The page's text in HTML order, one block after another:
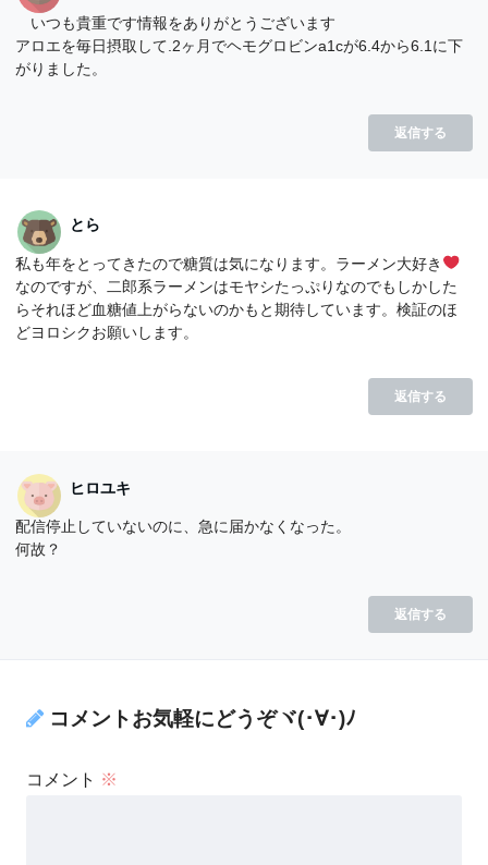
いつも貴重です情報をありがとうございます
アロエを毎日摂取して.2ヶ月でヘモグロビンa1cが6.4から6.1に下
がりました。
返信する
とら
私も年をとってきたので糖質は気になります。ラーメン大好き
なのですが、二郎系ラーメンはモヤシたっぷりなのでもしかした
らそれほど血糖値上がらないのかもと期待しています。検証のほ
どヨロシクお願いします。
返信する
ヒロユキ
配信停止していないのに、急に届かなくなった。
何故？
返信する
コメントお気軽にどうぞヾ(･∀･)ﾉ
コメント ※